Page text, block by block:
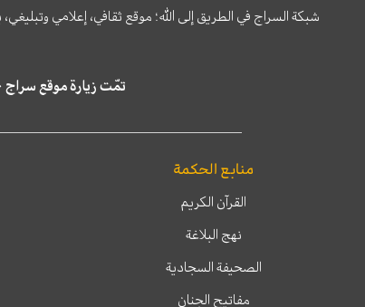
شبكة السراج في الطريق إلى الله؛ موقع ثقافي، إعلامي
تمّت زيارة موقع سراج ٤,٨٠٠,٠٠٠ مرة خلال الستة أشهر الماضية، كما ظهر في نتائج البحث في محركات البحث٢٢,٢٩٠,٠٠٠ مرّة.
منابع الحكمة
القرآن الكريم
نهج البلاغة
الصحيفة السجادية
مفاتيح الجنان